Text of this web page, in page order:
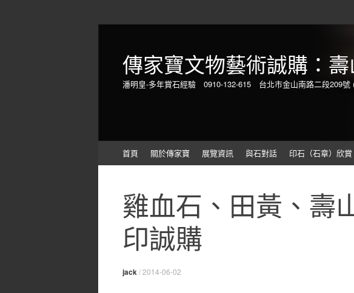
傳家寶文物藝術誠購：
潘明皇-多年賞石經驗 0910-132-615 台北市金山南路二段209號
to
首頁 關於傳家寶 展覽資訊 與石對話 印石（石章）欣賞
雞血石、田黃、壽
印誠購
jack/2014-06-02